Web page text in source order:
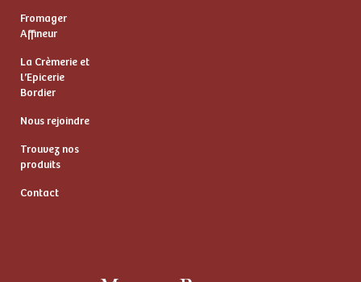
Fromager
Affineur
La Crèmerie et
l’Epicerie
Bordier
Nous rejoindre
Trouvez nos
produits
Contact